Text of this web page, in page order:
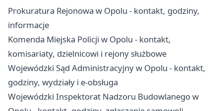
Prokuratura Rejonowa w Opolu - kontakt, godziny,
informacje
Komenda Miejska Policji w Opolu - kontakt,
komisariaty, dzielnicowi i rejony służbowe
Wojewódzki Sąd Administracyjny w Opolu - kontakt,
godziny, wydziały i e-obsługa
Wojewódzki Inspektorat Nadzoru Budowlanego w